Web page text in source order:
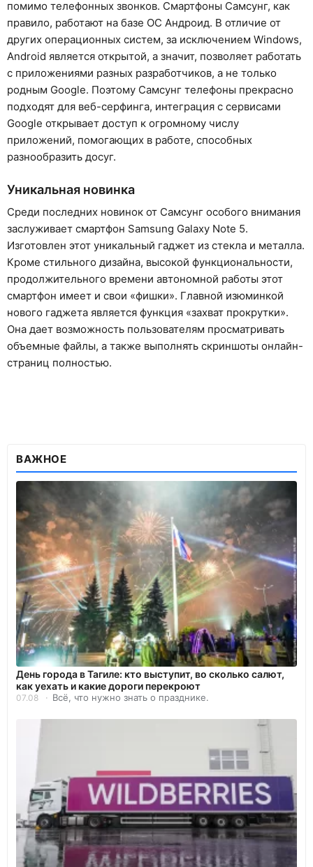
помимо телефонных звонков. Смартфоны Самсунг, как
правило, работают на базе ОС Андроид. В отличие от
других операционных систем, за исключением Windows,
Android является открытой, а значит, позволяет работать
с приложениями разных разработчиков, а не только
родным Google. Поэтому Самсунг телефоны прекрасно
подходят для веб-серфинга, интеграция с сервисами
Google открывает доступ к огромному числу
приложений, помогающих в работе, способных
разнообразить досуг.
Уникальная новинка
Среди последних новинок от Самсунг особого внимания
заслуживает смартфон Samsung Galaxy Note 5.
Изготовлен этот уникальный гаджет из стекла и металла.
Кроме стильного дизайна, высокой функциональности,
продолжительного времени автономной работы этот
смартфон имеет и свои «фишки». Главной изюминкой
нового гаджета является функция «захват прокрутки».
Она дает возможность пользователям просматривать
объемные файлы, а также выполнять скриншоты онлайн-
страниц полностью.
ВАЖНОЕ
День города в Тагиле: кто выступит, во сколько салют,
как уехать и какие дороги перекроют
07.08 Всё, что нужно знать о празднике.